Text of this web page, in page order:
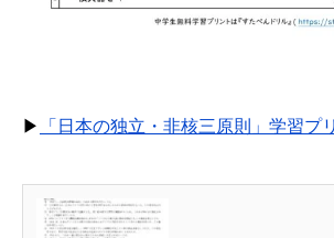
▶ 「日本の独立・非核三原則」学習プ